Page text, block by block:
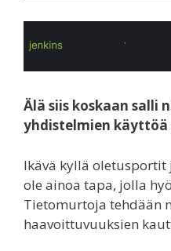
Älä siis koskaan salli
yhdistelmien käyttöä
Ikävä kyllä
ole ainoa tapa, jolla
Tietomurtoja tehdään
haavoittuvuuksien